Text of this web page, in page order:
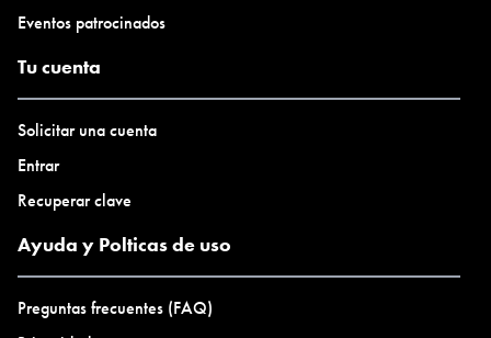
Eventos patrocinados
Tu cuenta
Solicitar una cuenta
Entrar
Recuperar clave
Ayuda y Polticas de uso
Preguntas frecuentes (FAQ)